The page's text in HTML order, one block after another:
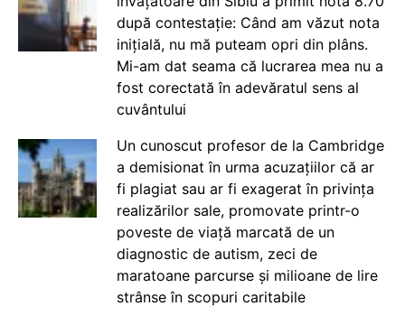
după contestație: Când am văzut nota
inițială, nu mă puteam opri din plâns.
Mi-am dat seama că lucrarea mea nu a
fost corectată în adevăratul sens al
cuvântului
Un cunoscut profesor de la Cambridge
a demisionat în urma acuzațiilor că ar
fi plagiat sau ar fi exagerat în privința
realizărilor sale, promovate printr-o
poveste de viață marcată de un
diagnostic de autism, zeci de
maratoane parcurse și milioane de lire
strânse în scopuri caritabile